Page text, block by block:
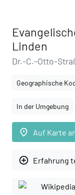
Linden
Dr.-C.-Otto-
Geographische
In der Umgebung
place Auf Karte
add_circle_outline Erfahrung